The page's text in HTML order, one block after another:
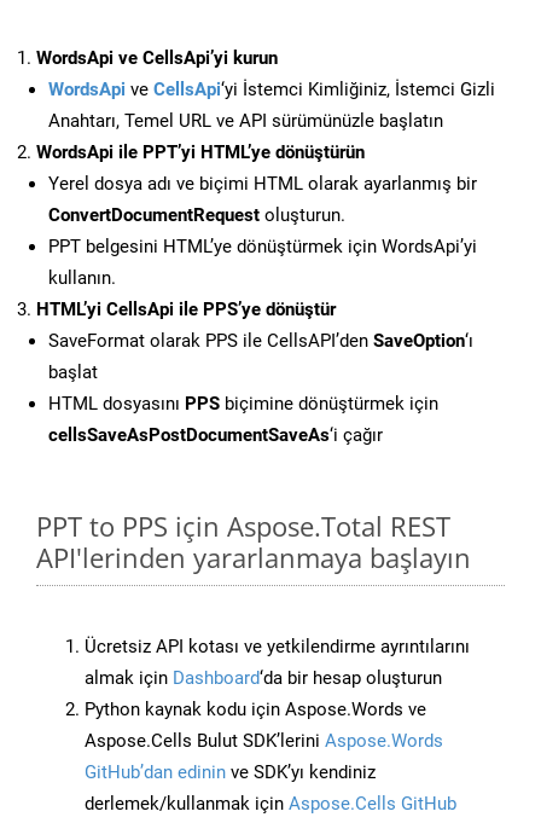
WordsApi ve CellsApi’yi kurun
WordsApi ve CellsApi‘yi İstemci Kimliğiniz, İstemci Gizli
Anahtarı, Temel URL ve API sürümünüzle başlatın
WordsApi ile PPT’yi HTML’ye dönüştürün
Yerel dosya adı ve biçimi HTML olarak ayarlanmış bir
ConvertDocumentRequest oluşturun.
PPT belgesini HTML’ye dönüştürmek için WordsApi’yi
kullanın.
HTML’yi CellsApi ile PPS’ye dönüştür
SaveFormat olarak PPS ile CellsAPI’den SaveOption‘ı
başlat
HTML dosyasını PPS biçimine dönüştürmek için
cellsSaveAsPostDocumentSaveAs‘i çağır
PPT to PPS için Aspose.Total REST
API'lerinden yararlanmaya başlayın
Ücretsiz API kotası ve yetkilendirme ayrıntılarını
almak için Dashboard‘da bir hesap oluşturun
Python kaynak kodu için Aspose.Words ve
Aspose.Cells Bulut SDK’lerini Aspose.Words
GitHub’dan edinin ve SDK’yı kendiniz
derlemek/kullanmak için Aspose.Cells GitHub